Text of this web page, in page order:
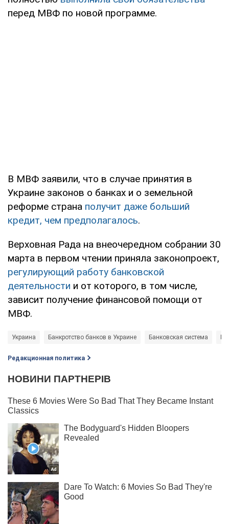
перед МВФ по новой программе.
В МВФ заявили, что в случае принятия в
Украине законов о банках и о земельной
реформе страна получит даже больший
кредит, чем предполагалось.
Верховная Рада на внеочередном собрании 30
марта в первом чтении приняла законопроект,
регулирующий работу банковской
деятельности и от которого, в том числе,
зависит получение финансовой помощи от
МВФ.
Украина Банкротство банков в Украине Банковская система
Редакционная политика